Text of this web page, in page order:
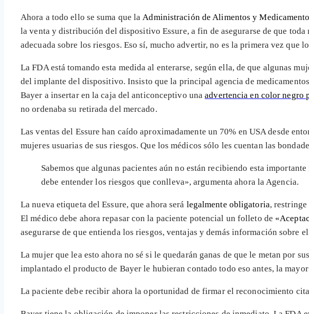
Ahora a todo ello se suma que la Administración de Alimentos y
la venta y distribución del dispositivo Essure, a fin de asegurarse de que
adecuada sobre los riesgos. Eso sí, mucho advertir, no es la primera vez que
La FDA está tomando esta medida al enterarse, según ella, de que algunas
del implante del dispositivo. Insisto que la principal agencia de
Bayer a insertar en la caja del anticonceptivo unaadvertencia en color negro
no ordenaba su retirada del mercado.
Las ventas del Essure han caído aproximadamente un 70% en USA desde
mujeres usuarias de sus riesgos. Que los médicos sólo les cuentan las
Sabemos que algunas pacientes aún no están recibiendo esta
debe entender los riesgos que conlleva», argumenta ahora la Agencia.
La nueva etiqueta del Essure, que ahora será legalmente obligatoria,
El médico debe ahora repasar con la paciente potencial un folleto de
asegurarse de que entienda los riesgos, ventajas y demás información sobre
La mujer que lea esto ahora no sé si le quedarán ganas de que le metan por
implantado el producto de Bayer le hubieran contado todo eso antes, la
La paciente debe recibir ahora la oportunidad de firmar el reconocimiento